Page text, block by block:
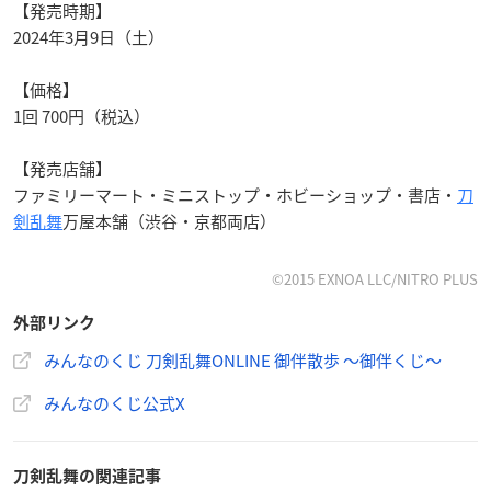
【発売時期】
2024年3月9日（土）
【価格】
1回 700円（税込）
【発売店舗】
ファミリーマート・ミニストップ・ホビーショップ・書店・ 刀
剣乱舞万屋本舗（渋谷・京都両店）
©2015 EXNOA LLC/NITRO PLUS
外部リンク
みんなのくじ 刀剣乱舞ONLINE 御伴散歩 ～御伴くじ～
みんなのくじ公式X
刀剣乱舞の関連記事